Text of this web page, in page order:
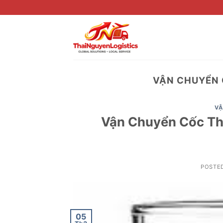
to
VẬN CHUYỂN
Vận Chuyển Cốc
05